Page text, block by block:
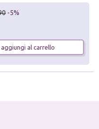
-5%
aggiungi al carrello